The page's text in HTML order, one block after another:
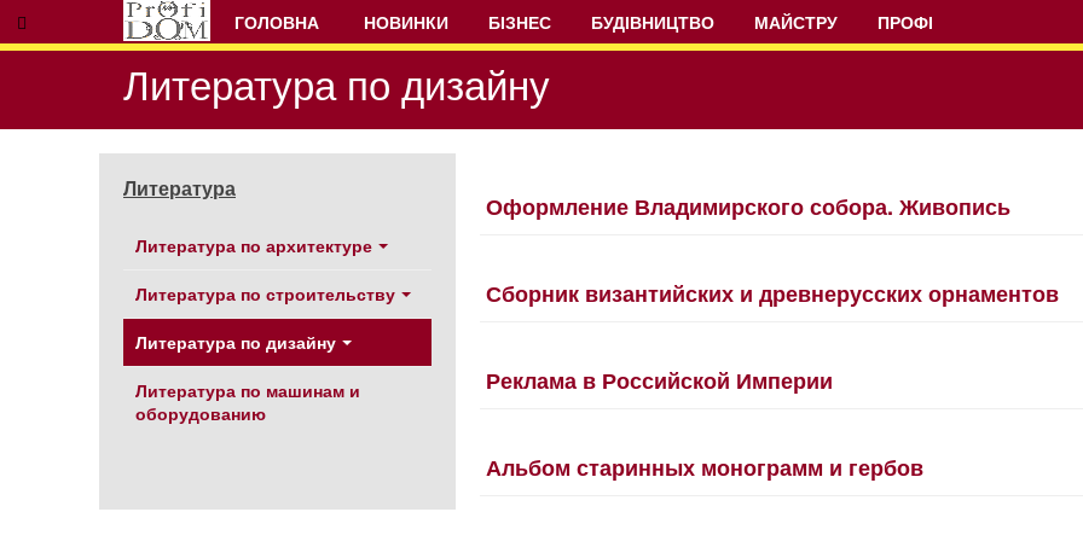
ГОЛОВНА НОВИНКИ БІЗНЕС БУДІВНИЦТВО МАЙСТРУ ПРОФІ
Литература по дизайну
Оформление Владимирского собора. Живопись
Сборник византийских и древнерусских орнаментов
Реклама в Российской Империи
Альбом старинных монограмм и гербов
Литература
Литература по архитектуре
Литература по строительству
Литература по дизайну
Литература по машинам и
оборудованию